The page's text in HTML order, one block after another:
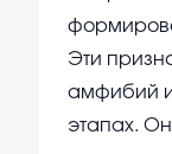
Эти
амфибий
этапах.